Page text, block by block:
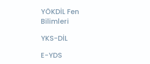
YÖKDİL Fen
Bilimleri
YKS-DİL
E-YDS